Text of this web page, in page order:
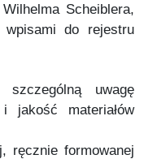
Scheiblera,
do rejestru
szczególną uwagę
jakość materiałów
ręcznie formowanej